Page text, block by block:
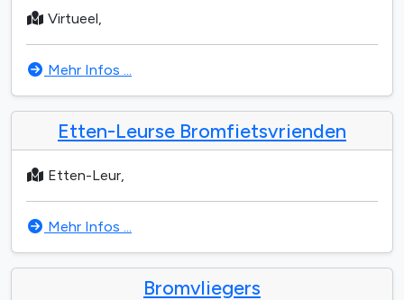
Virtueel,
Mehr Infos ...
Etten-Leurse Bromfietsvrienden
Etten-Leur,
Mehr Infos ...
Bromvliegers